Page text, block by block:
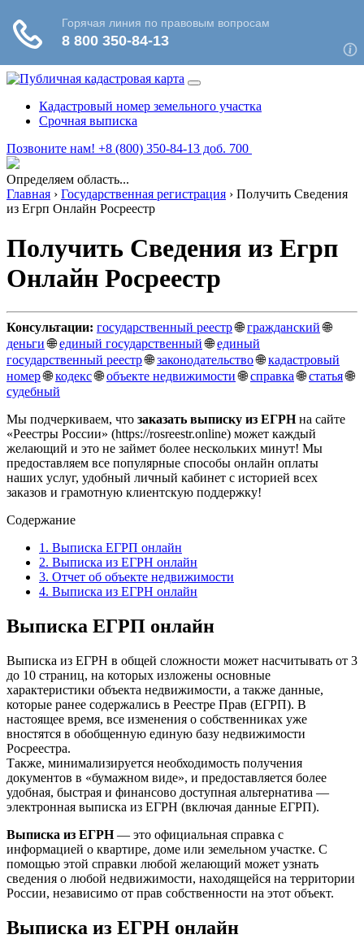
Кадастровый номер земельного участка
Срочная выписка
Позвоните нам! +8 (800) 350-84-13 доб. 700
Определяем область...
Главная › Государственная регистрация › Получить Сведения
из Егрп Онлайн Росреестр
Получить Сведения из Егрп
Онлайн Росреестр
Консультации: государственный реестр🌐гражданский🌐
деньги🌐единый государственный🌐единый
государственный реестр🌐законодательство🌐кадастровый
номер🌐кодекс🌐объекте недвижимости🌐справка🌐статья🌐
судебный
Мы подчеркиваем, что заказать выписку из ЕГРНна сайте
«Реестры России» (https://rosreestr.online) может каждый
желающий и это не займет более нескольких минут! Мы
предоставляем все популярные способы онлайн оплаты
наших услуг, удобный личный кабинет с историей всех
заказов и грамотную клиентскую поддержку!
Содержание
1. Выписка ЕГРП онлайн
2. Выписка из ЕГРН онлайн
3. Отчет об объекте недвижимости
4. Выписка из ЕГРН онлайн
Выписка ЕГРП онлайн
Выписка из ЕГРН в общей сложности может насчитывать от 3
до 10 страниц, на которых изложены основные
характеристики объекта недвижимости, а также данные,
которые ранее содержались в Реестре Прав (ЕГРП). В
настоящее время, все изменения о собственниках уже
вностятся в обобщенную единую базу недвижимости
Росреестра.
Также, минимализируется необходимость получения
документов в «бумажном виде», и предоставляется более
удобная, быстрая и финансово доступная альтернатива —
электронная выписка из ЕГРН (включая данные ЕГРП).
Выписка из ЕГРН— это официальная справка с
информацией о квартире, доме или земельном участке. С
помощью этой справки любой желающий может узнать
сведения о любой недвижимости, находящейся на территории
России, независимо от прав собственности на этот объект.
Выписка из ЕГРН онлайн